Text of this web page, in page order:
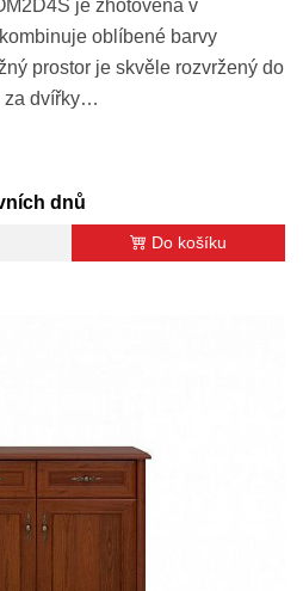
je zhotovena v
oblíbené barvy
prostor je skvěle rozvržený do
za dvířky…
dnů
Do košíku